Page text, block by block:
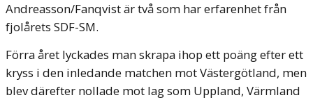
Andreasson/Fanqvist är två som har erfarenhet från
fjolårets SDF-SM.
Förra året lyckades man skrapa ihop ett poäng efter ett
kryss i den inledande matchen mot Västergötland, men
blev därefter nollade mot lag som Uppland, Värmland